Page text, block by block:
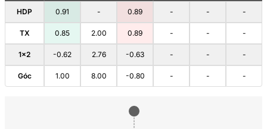
HDP 0.91 - 0.89 - - -
TX 0.85 2.00 0.89 - - -
1×2 -0.62 2.76 -0.63 - - -
Góc 1.00 8.00 -0.80 - - -